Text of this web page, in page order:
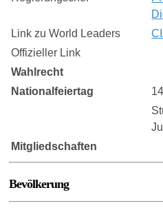
Link zu World Leaders
Offizieller Link
Wahlrecht
Nationalfeiertag
Mitgliedschaften
Bevölkerung